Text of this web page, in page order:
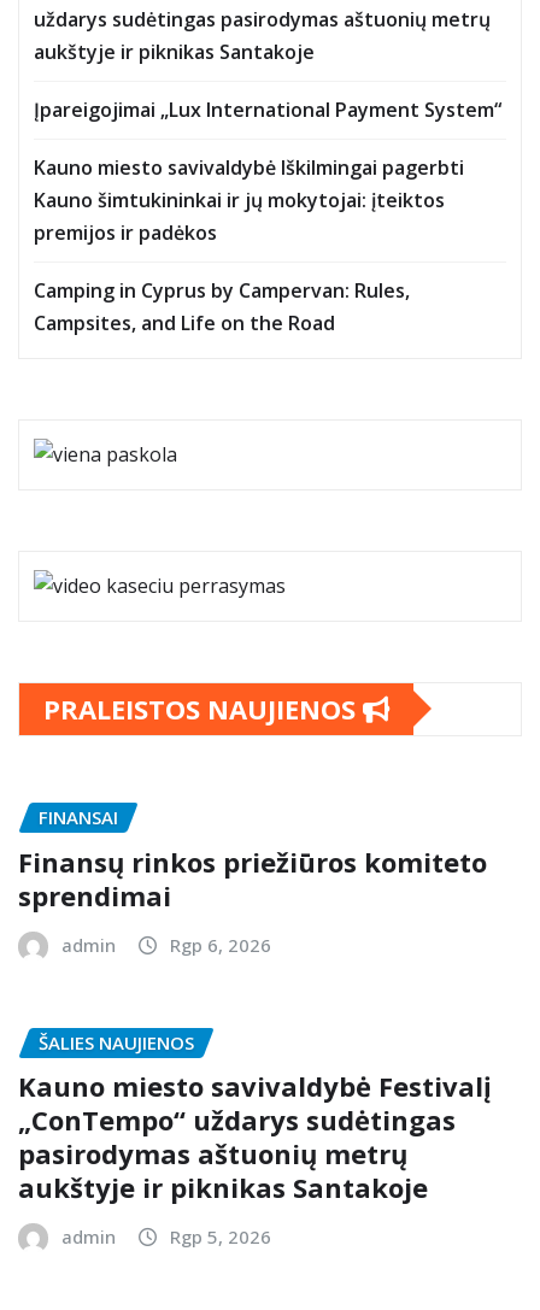
uždarys sudėtingas pasirodymas aštuonių metrų
aukštyje ir piknikas Santakoje
Įpareigojimai „Lux International Payment System“
Kauno miesto savivaldybė Iškilmingai pagerbti
Kauno šimtukininkai ir jų mokytojai: įteiktos
premijos ir padėkos
Camping in Cyprus by Campervan: Rules,
Campsites, and Life on the Road
PRALEISTOS NAUJIENOS
FINANSAI
Finansų rinkos priežiūros komiteto
sprendimai
admin Rgp 6, 2026
ŠALIES NAUJIENOS
Kauno miesto savivaldybė Festivalį
„ConTempo“ uždarys sudėtingas
pasirodymas aštuonių metrų
aukštyje ir piknikas Santakoje
admin Rgp 5, 2026